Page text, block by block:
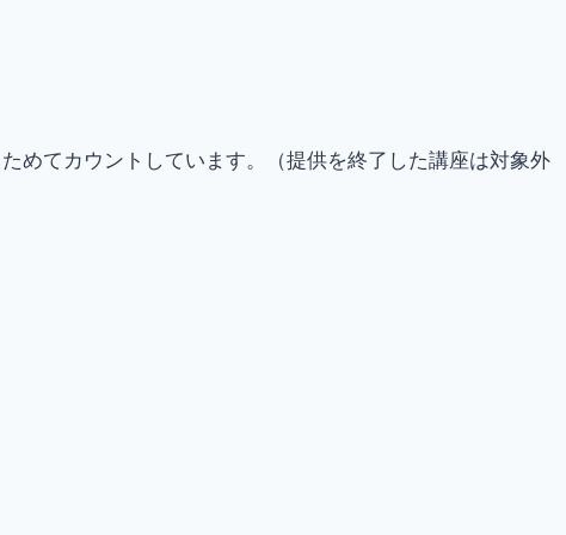
めてカウントしています。（提供を終了した講座は対象外